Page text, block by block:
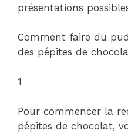
présentations
Comment faire du
des pépites de
1
Pour commencer la
pépites de chocolat,